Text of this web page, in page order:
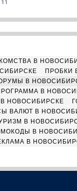
11
В
ПРОБКИ
В
В
НОВОСИБИРСКЕ
ВАЛЮТ В
В
В
В